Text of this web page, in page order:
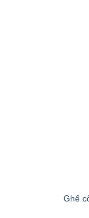
Ghế